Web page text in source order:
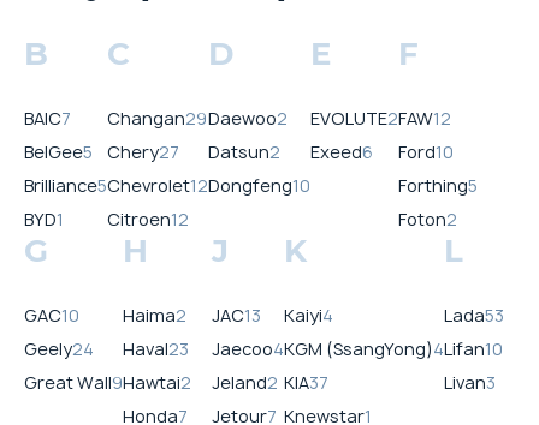
B
BAIC7
BelGee5
Brilliance5
BYD1
C
Changan29
Chery27
Chevrolet12
Citroen12
D
Daewoo2
Datsun2
Dongfeng10
E
EVOLUTE2
Exeed6
F
FAW12
Ford10
Forthing5
Foton2
G
GAC10
Geely24
Great Wall9
H
Haima2
Haval23
Hawtai2
Honda7
J
JAC13
Jaecoo4
Jeland2
Jetour7
K
Kaiyi4
KGM (SsangYong)4
KIA37
Knewstar1
L
Lada53
Lifan10
Livan3